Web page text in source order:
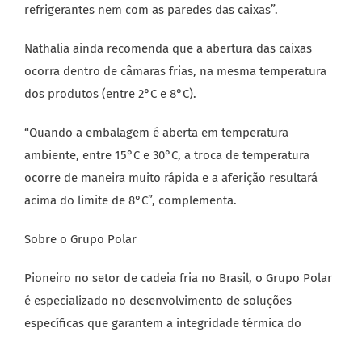
refrigerantes nem com as paredes das caixas”.
Nathalia ainda recomenda que a abertura das caixas
ocorra dentro de câmaras frias, na mesma temperatura
dos produtos (entre 2°C e 8°C).
“Quando a embalagem é aberta em temperatura
ambiente, entre 15°C e 30°C, a troca de temperatura
ocorre de maneira muito rápida e a aferição resultará
acima do limite de 8°C”, complementa.
Sobre o Grupo Polar
Pioneiro no setor de cadeia fria no Brasil, o Grupo Polar
é especializado no desenvolvimento de soluções
específicas que garantem a integridade térmica do